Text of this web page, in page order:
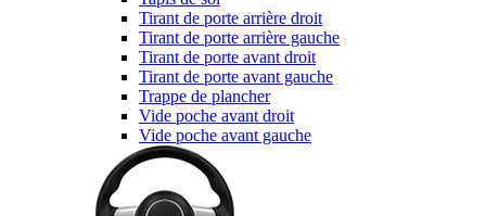
Tirant de porte arrière droit
Tirant de porte arrière gauche
Tirant de porte avant droit
Tirant de porte avant gauche
Trappe de plancher
Vide poche avant droit
Vide poche avant gauche